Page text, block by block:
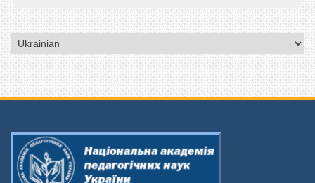
Вибрати
мову